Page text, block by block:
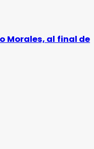
Morales, al final de